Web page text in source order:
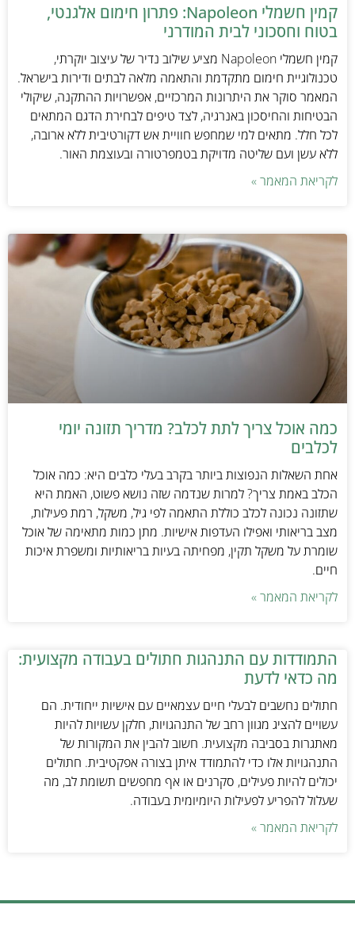
קמין חשמלי Napoleon: פתרון חימום אלגנטי,
בטוח וחסכוני לבית המודרני
קמין חשמלי Napoleon מציע שילוב נדיר של עיצוב יוקרתי,
טכנולוגיית חימום מתקדמת והתאמה מלאה לבתים ודירות בישראל.
המאמר סוקר את היתרונות המרכזיים, אפשרויות ההתקנה, שיקולי
הבטיחות והחיסכון באנרגיה, לצד טיפים לבחירת הדגם המתאים
לכל חלל. מתאים למי שמחפש חוויית אש דקורטיבית ללא ארובה,
ללא עשן ועם שליטה מדויקת בטמפרטורה ובעוצמת האור.
לקריאת המאמר »
כמה אוכל צריך לתת לכלב? מדריך תזונה יומי
לכלבים
אחת השאלות הנפוצות ביותר בקרב בעלי כלבים היא: כמה אוכל
הכלב באמת צריך? למרות שנדמה שזה נושא פשוט, האמת היא
שתזונה נכונה לכלב כוללת התאמה לפי גיל, משקל, רמת פעילות,
מצב בריאותי ואפילו העדפות אישיות. מתן כמות מתאימה של אוכל
שומרת על משקל תקין, מפחיתה בעיות בריאותיות ומשפרת איכות
חיים.
לקריאת המאמר »
התמודדות עם התנהגות חתולים בעבודה מקצועית:
מה כדאי לדעת
חתולים נחשבים לבעלי חיים עצמאיים עם אישיות ייחודית. הם
עשויים להציג מגוון רחב של התנהגויות, חלקן עשויות להיות
מאתגרות בסביבה מקצועית. חשוב להבין את המקורות של
התנהגויות אלו כדי להתמודד איתן בצורה אפקטיבית. חתולים
יכולים להיות פעילים, סקרנים או אף מחפשים תשומת לב, מה
שעלול להפריע לפעילות היומיומית בעבודה.
לקריאת המאמר »